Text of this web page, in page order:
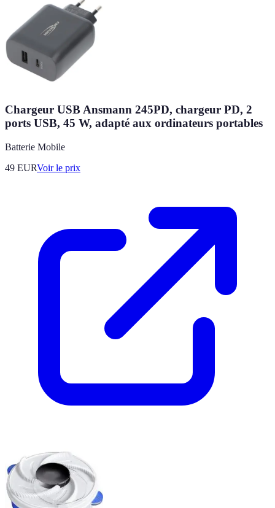
Chargeur USB Ansmann 245PD, chargeur PD, 2
ports USB, 45 W, adapté aux ordinateurs portables
Batterie Mobile
49 EURVoir le prix